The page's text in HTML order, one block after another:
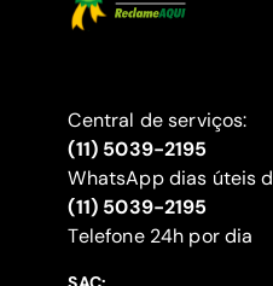
Central de serviços:
(11) 5039-2195
WhatsApp dias úteis
(11) 5039-2195
‍Telefone 24h por dia